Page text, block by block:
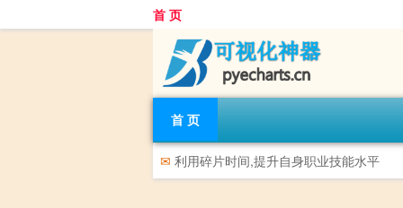
首 页
首 页
✉ 利用碎片时间,提升自身职业技能水平